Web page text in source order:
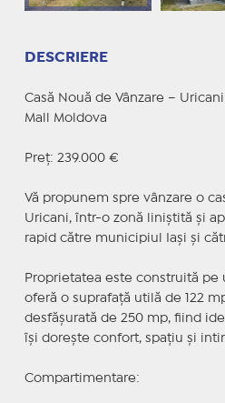
DESCRIERE
Casă Nouă de Vânzare –
Mall Moldova
Preț: 239.000 €
Vă propunem spre vânzare o
Uricani, într-o zonă liniștită și
rapid către municipiul Iași și
Proprietatea este construită pe
oferă o suprafață utilă de 122
desfășurată de 250 mp, fiind
își dorește confort, spațiu și
Compartimentare: